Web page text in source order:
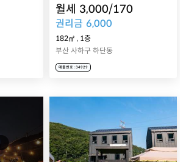
월세 3,000/170
권리금 6,000
182㎡ , 1층
부산 사하구 하단동
매물번호 : 34929